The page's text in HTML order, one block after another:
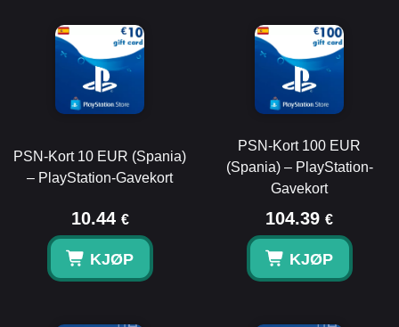
PSN-Kort 10 EUR (Spania)
– PlayStation-Gavekort
10.44 €
KJØP
PSN-Kort 100 EUR
(Spania) – PlayStation-
Gavekort
104.39 €
KJØP